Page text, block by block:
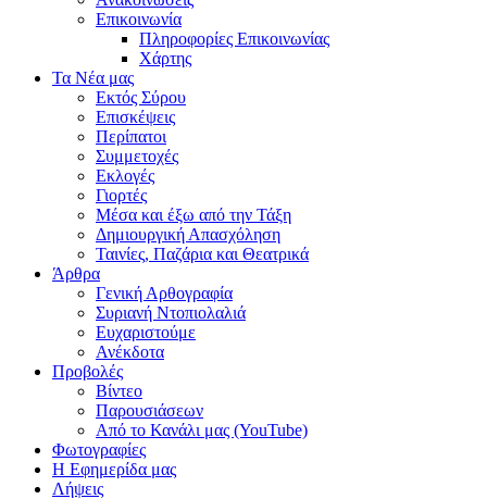
Επικοινωνία
Πληροφορίες Επικοινωνίας
Χάρτης
Τα Νέα μας
Εκτός Σύρου
Επισκέψεις
Περίπατοι
Συμμετοχές
Εκλογές
Γιορτές
Μέσα και έξω από την Τάξη
Δημιουργική Απασχόληση
Ταινίες, Παζάρια και Θεατρικά
Άρθρα
Γενική Αρθογραφία
Συριανή Ντοπιολαλιά
Ευχαριστούμε
Ανέκδοτα
Προβολές
Βίντεο
Παρουσιάσεων
Από το Κανάλι μας (YouTube)
Φωτογραφίες
Η Εφημερίδα μας
Λήψεις